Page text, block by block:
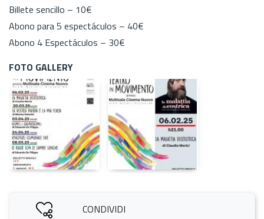
Billete sencillo – 10€
Abono para 5 espectáculos – 40€
Abono 4 Espectáculos – 30€
FOTO GALLERY
CONDIVIDI